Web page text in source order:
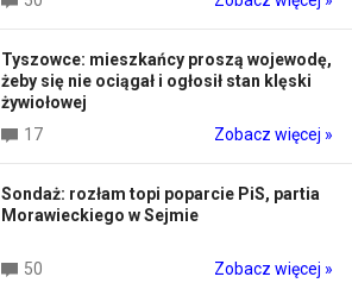
Tyszowce: mieszkańcy proszą wojewodę,
żeby się nie ociągał i ogłosił stan klęski
żywiołowej
17
Zobacz więcej »
Sondaż: rozłam topi poparcie PiS, partia
Morawieckiego w Sejmie
50 Zobacz więcej »